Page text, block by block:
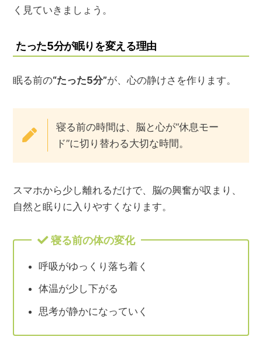
く見ていきましょう。
たった5分が眠りを変える理由
眠る前の“たった5分”が、心の静けさを作ります。
寝る前の時間は、脳と心が“休息モー
ド”に切り替わる大切な時間。
スマホから少し離れるだけで、脳の興奮が収まり、
自然と眠りに入りやすくなります。
寝る前の体の変化
呼吸がゆっくり落ち着く
体温が少し下がる
思考が静かになっていく